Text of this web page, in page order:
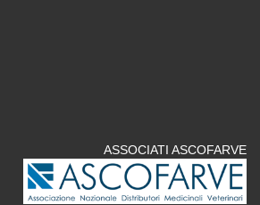
ASSOCIATI ASCOFARVE